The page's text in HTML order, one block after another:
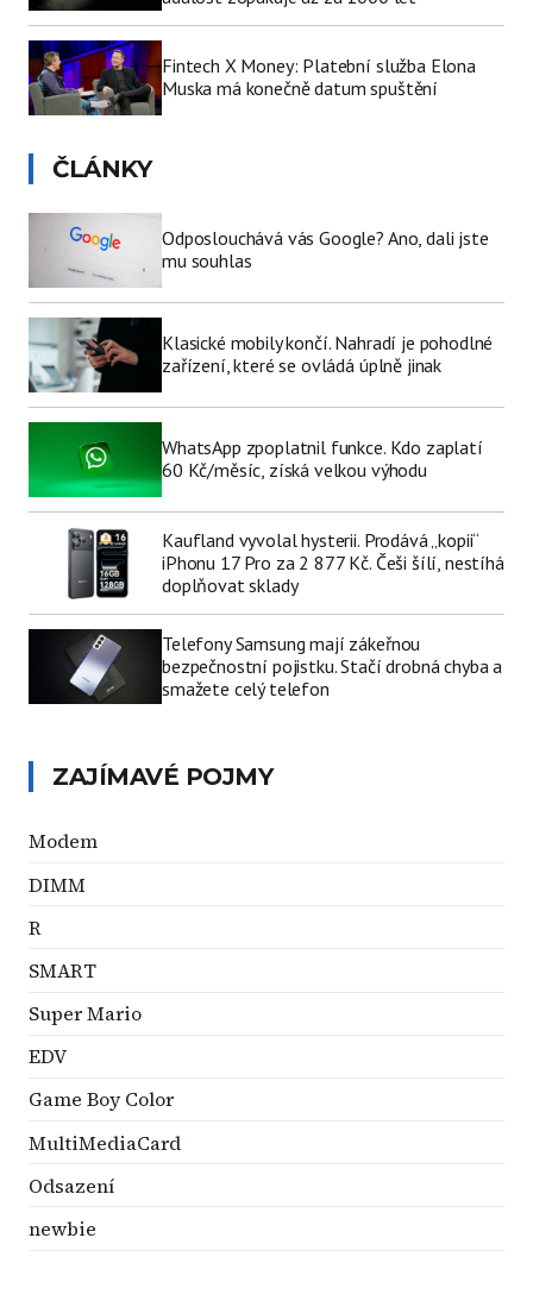
Fintech X Money: Platební služba Elona
Muska má konečně datum spuštění
ČLÁNKY
Odposlouchává vás Google? Ano, dali jste
mu souhlas
Klasické mobily končí. Nahradí je pohodlné
zařízení, které se ovládá úplně jinak
WhatsApp zpoplatnil funkce. Kdo zaplatí
60 Kč/měsíc, získá velkou výhodu
Kaufland vyvolal hysterii. Prodává „kopii“
iPhonu 17 Pro za 2 877 Kč. Češi šílí, nestíhá
doplňovat sklady
Telefony Samsung mají zákeřnou
bezpečnostní pojistku. Stačí drobná chyba a
smažete celý telefon
ZAJÍMAVÉ POJMY
Modem
DIMM
R
SMART
Super Mario
EDV
Game Boy Color
MultiMediaCard
Odsazení
newbie